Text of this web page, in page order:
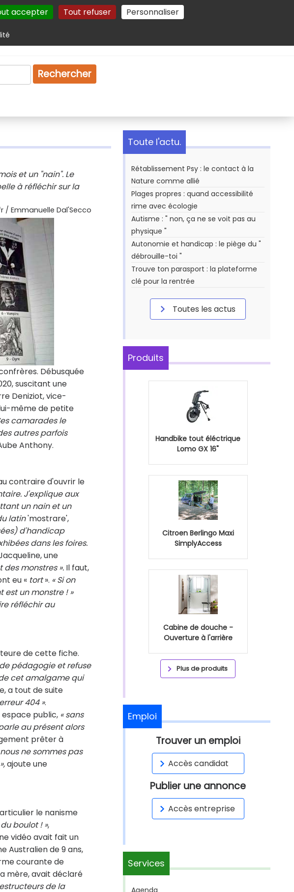
accepter Tout refuser Personnaliser
services Plan du site Gestion des cookies
Droit
Rechercher
et un "nain". Le
à réfléchir sur la
/ Emmanuelle Dal'Secco
Débusquée
suscitant une
Deniziot, vice-
même de petite
camarades le
autres parfois
Anthony.
contraire d'ouvrir le
J'explique aux
un nain et un
latin'mostrare',
d'handicap
dans les foires.
une
monstres ». Il faut,
eu « tort». « Si on
un monstre ! »
réfléchir au
de cette fiche.
pédagogie et refuse
cet amalgame qui
a tout de suite
404 ».
public, « sans
au présent alors
prêter à
nous ne sommes pas
ajoute une
le nanisme
boulot ! »,
vidéo avait fait un
Australien de 9 ans,
courante de
mère, avait déclaré
de la
Toute l'actu.
Rétablissement Psy : le contact à la
Nature comme allié
Plages propres : quand accessibilité
rime avec écologie
Autisme : " non, ça ne se voit pas au
physique "
Autonomie et handicap : le piège du "
débrouille-toi "
Trouve ton parasport : la plateforme
clé pour la rentrée
Toutes les actus
Produits
Handbike tout éléctrique
Lomo GX 16"
Citroen Berlingo Maxi
SimplyAccess
Cabine de douche -
Ouverture à l'arrière
Plus de produits
Emploi
Trouver un emploi
Accès candidat
Publier une annonce
Accès entreprise
Services
Agenda